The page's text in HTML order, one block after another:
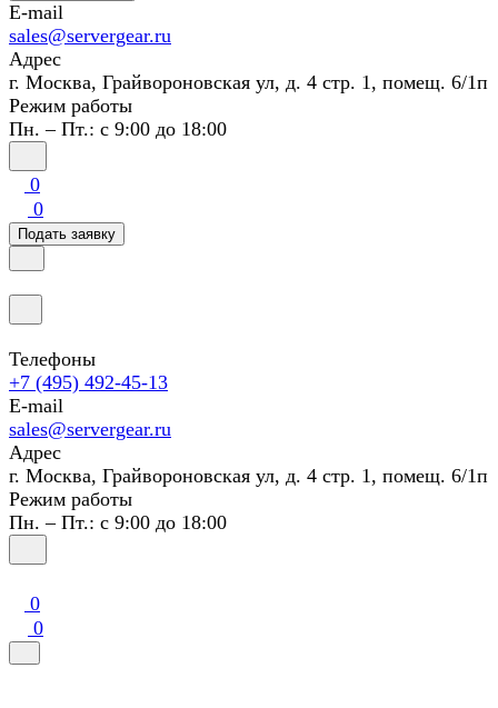
E-mail
sales@servergear.ru
Адрес
г. Москва, Грайвороновская ул, д. 4 стр. 1, помещ. 6/1п
Режим работы
Пн. – Пт.: с 9:00 до 18:00
0
0
Подать заявку
Телефоны
+7 (495) 492-45-13
E-mail
sales@servergear.ru
Адрес
г. Москва, Грайвороновская ул, д. 4 стр. 1, помещ. 6/1п
Режим работы
Пн. – Пт.: с 9:00 до 18:00
0
0